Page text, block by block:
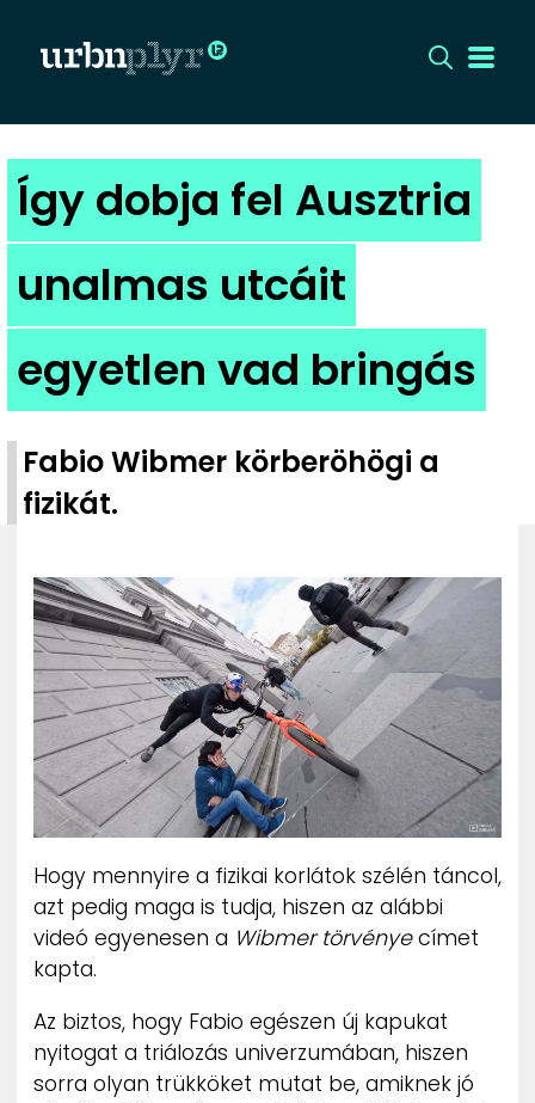
CÍMLAP
DIZÁJN
DIVAT
HIP
KULT
ZENE
MÉDIAAJÁNLAT
IMPRESSZUM
PR-ARCHÍVUM
ADATKEZELÉSI TÁJÉKOZTATÓ
Így dobja fel Ausztria
unalmas utcáit
egyetlen vad bringás
Fabio Wibmer körberöhögi a
fizikát.
Hogy mennyire a fizikai korlátok szélén táncol,
azt pedig maga is tudja, hiszen az alábbi
videó egyenesen a Wibmer törvényecímet
kapta.
Az biztos, hogy Fabio egészen új kapukat
nyitogat a triálozás univerzumában, hiszen
sorra olyan trükköket mutat be, amiknek jó